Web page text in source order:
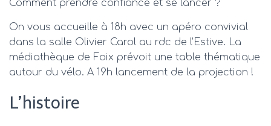
Comment prendre confiance et se lancer ?
On vous accueille à 18h avec un apéro convivial
dans la salle Olivier Carol au rdc de l’Estive. La
médiathèque de Foix prévoit une table thématique
autour du vélo. A 19h lancement de la projection !
L’histoire